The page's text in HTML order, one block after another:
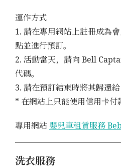
運作方式
1. 請在專用網站上註冊成為
點並進行預訂。
2. 活動當天，請向 Bell
代碼。
3. 請在預訂結束時將其歸還
* 在網站上只能使用信用卡付
專用網站 嬰兒車租賃服務
洗衣服務